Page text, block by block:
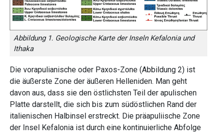
Abbildung 1. Geologische Karte der Inseln Kefalonia und
Ithaka
Die vorapulianische oder Paxos-Zone (Abbildung 2) ist
die äußerste Zone der äußeren Helleniden. Man geht
davon aus, dass sie den östlichsten Teil der apulischen
Platte darstellt, die sich bis zum südöstlichen Rand der
italienischen Halbinsel erstreckt. Die präapuliische Zone
der Insel Kefalonia ist durch eine kontinuierliche Abfolge